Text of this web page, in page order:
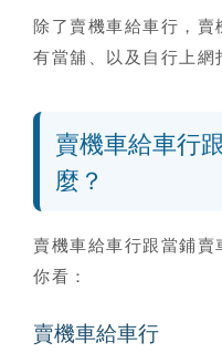
除了賣機車給車行，賣
有當舖、以及自行上網
賣機車給車行
麼？
賣機車給車行跟當鋪賣
你看：
賣機車給車行